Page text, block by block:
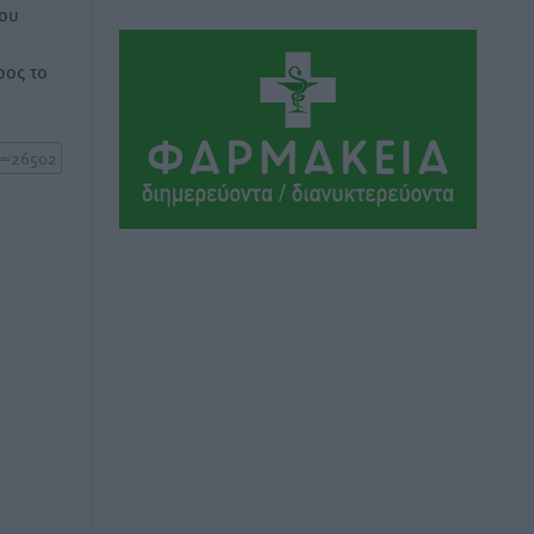
το
Πρωταθλήματος Κ20 στα σωματεία
πριν 3 ώρες
Ευρωπαϊκό Πρωτάθλημα Στίβου: Πότε
αγωνίζονται η Μαγκούλια, η
Σπανουδάκη και ο Κριτούλης